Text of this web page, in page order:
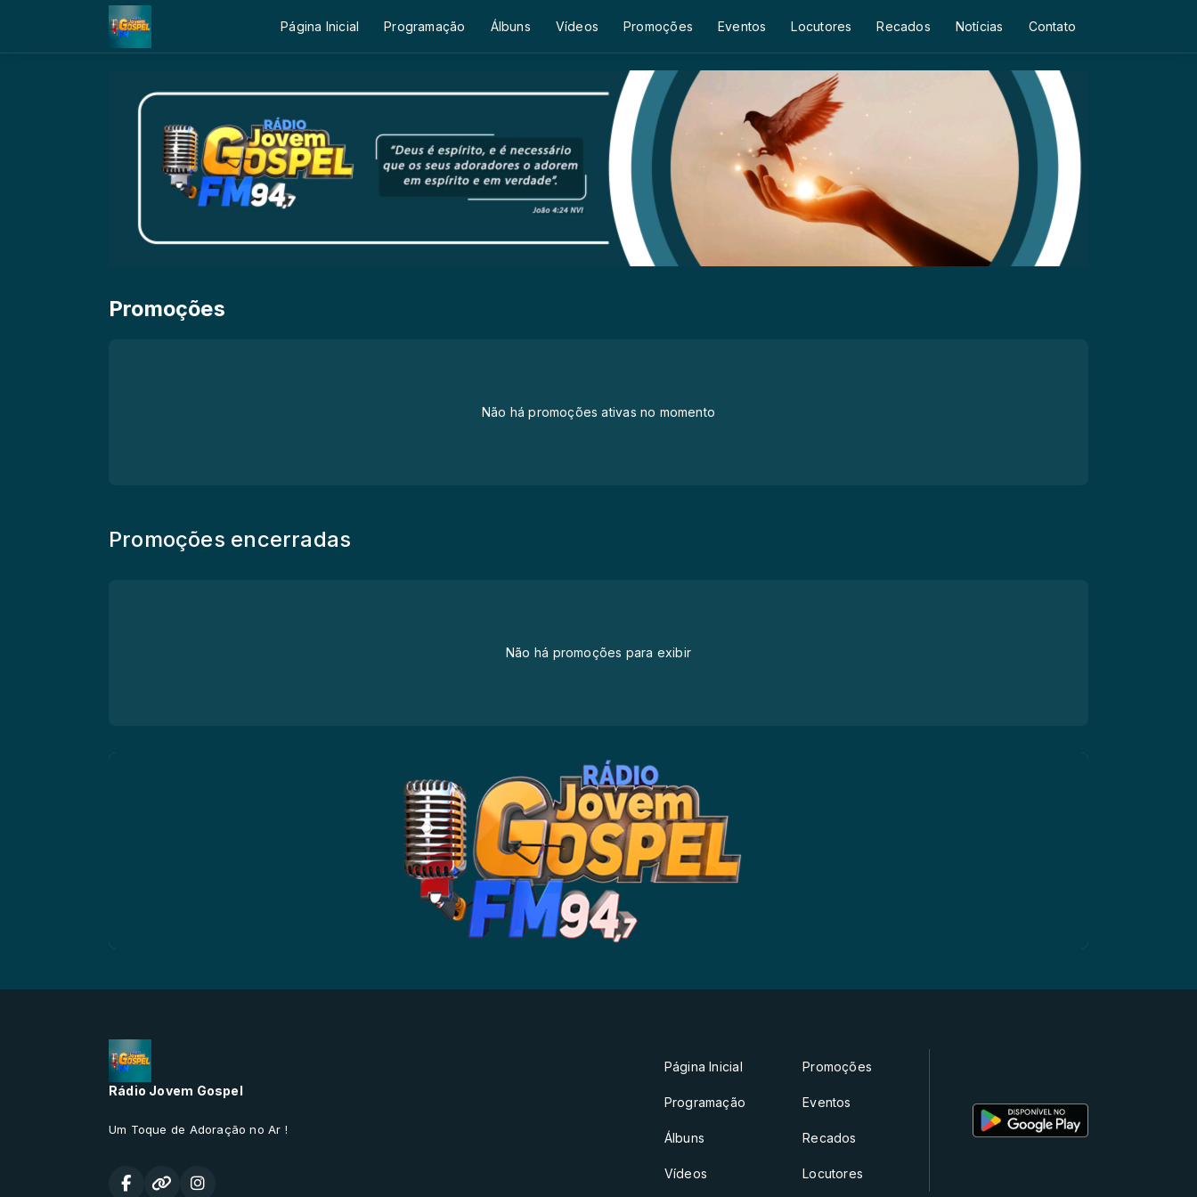
Página Inicial Programação Álbuns Vídeos Promoções Eventos Locutores Recados Notícias Contato
Promoções
Não há promoções ativas no momento
Promoções encerradas
Não há promoções para exibir
Rádio Jovem Gospel
Um Toque de Adoração no Ar !
Página Inicial
Programação
Álbuns
Vídeos
Promoções
Eventos
Recados
Locutores